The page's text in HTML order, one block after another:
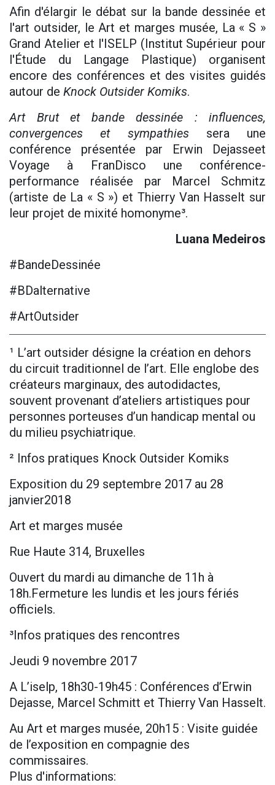
Afin d'élargir le débat sur la bande dessinée et
l'art outsider, le Art et marges musée, La « S »
Grand Atelier et l'ISELP (Institut Supérieur pour
l'Étude du Langage Plastique) organisent
encore des conférences et des visites guidés
autour de Knock Outsider Komiks.
Art Brut et bande dessinée : influences,
convergences et sympathiessera une
conférence présentée par Erwin Dejasseet
Voyage à FranDisco une conférence-
performance réalisée par Marcel Schmitz
(artiste de La « S ») et Thierry Van Hasselt sur
leur projet de mixité homonyme³.
Luana Medeiros
#BandeDessinée
#BDalternative
#ArtOutsider
¹ L’art outsider désigne la création en dehors
du circuit traditionnel de l’art. Elle englobe des
créateurs marginaux, des autodidactes,
souvent provenant d’ateliers artistiques pour
personnes porteuses d’un handicap mental ou
du milieu psychiatrique.
² Infos pratiques Knock Outsider Komiks
Exposition du 29 septembre 2017 au 28
janvier2018
Art et marges musée
Rue Haute 314, Bruxelles
Ouvert du mardi au dimanche de 11h à
18h.Fermeture les lundis et les jours fériés
officiels.
³Infos pratiques des rencontres
Jeudi 9 novembre 2017
A L’iselp, 18h30-19h45 : Conférences d’Erwin
Dejasse, Marcel Schmitt et Thierry Van Hasselt.
Au Art et marges musée, 20h15 : Visite guidée
de l’exposition en compagnie des
commissaires.
Plus d'informations: